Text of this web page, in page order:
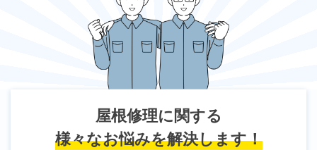
屋根修理に関する
様々なお悩みを解決します！